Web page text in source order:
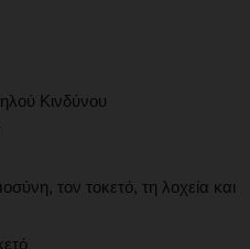
Κινδύνου
τον τοκετό, τη λοχεία και